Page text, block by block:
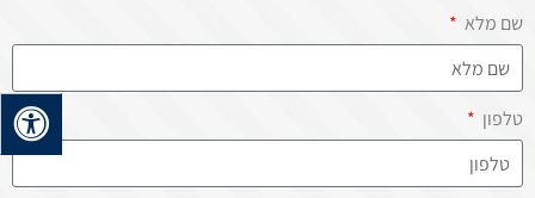
שם מלא
טלפון